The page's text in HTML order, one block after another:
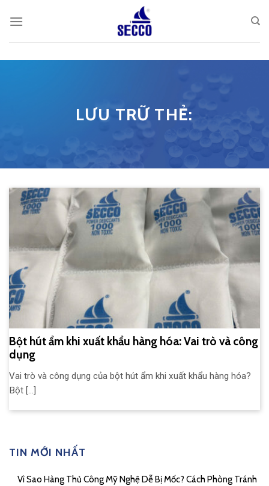
LƯU TRỮ THẺ:
Bột hút ẩm khi xuất khẩu hàng hóa: Vai trò và công
dụng
Vai trò và công dụng của bột hút ẩm khi xuất khẩu hàng hóa?
Bột [...]
TIN MỚI NHẤT
Vì Sao Hàng Thủ Công Mỹ Nghệ Dễ Bị Mốc? Cách Phòng Tránh